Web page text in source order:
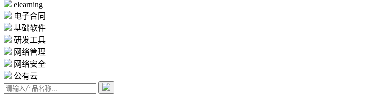
elearning
电子合同
基础软件
研发工具
网络管理
网络安全
公有云